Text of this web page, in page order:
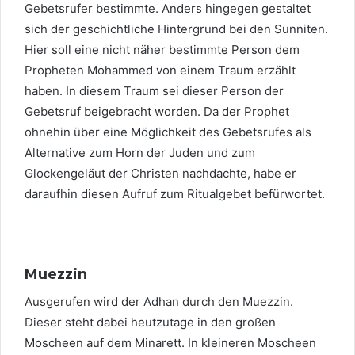
Gebetsrufer bestimmte. Anders hingegen gestaltet
sich der geschichtliche Hintergrund bei den Sunniten.
Hier soll eine nicht näher bestimmte Person dem
Propheten Mohammed von einem Traum erzählt
haben. In diesem Traum sei dieser Person der
Gebetsruf beigebracht worden. Da der Prophet
ohnehin über eine Möglichkeit des Gebetsrufes als
Alternative zum Horn der Juden und zum
Glockengeläut der Christen nachdachte, habe er
daraufhin diesen Aufruf zum Ritualgebet befürwortet.
Muezzin
Ausgerufen wird der Adhan durch den Muezzin.
Dieser steht dabei heutzutage in den großen
Moscheen auf dem Minarett. In kleineren Moscheen